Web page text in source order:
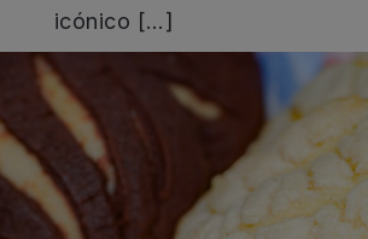
icónico […]